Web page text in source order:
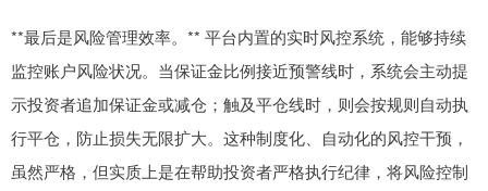
**最后是风险管理效率。** 平台内置的实时风控系统，能够持续
监控账户风险状况。当保证金比例接近预警线时，系统会主动提
示投资者追加保证金或减仓；触及平仓线时，则会按规则自动执
行平仓，防止损失无限扩大。这种制度化、自动化的风控干预，
虽然严格，但实质上是在帮助投资者严格执行纪律，将风险控制